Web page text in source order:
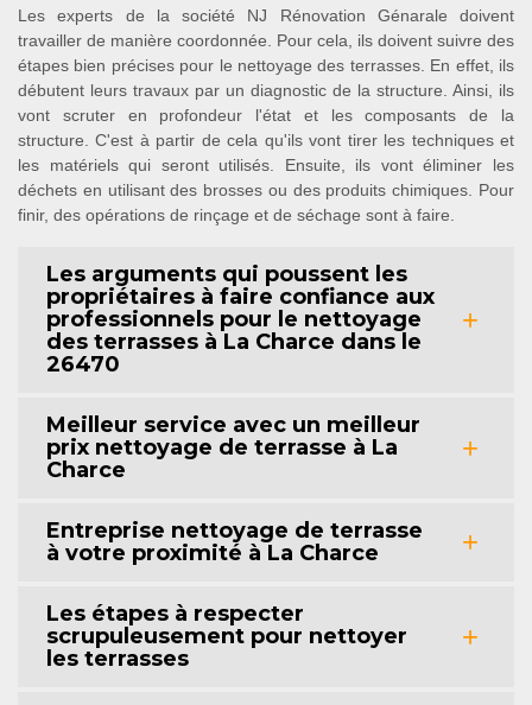
Les experts de la société NJ Rénovation Génarale doivent
travailler de manière coordonnée. Pour cela, ils doivent suivre des
étapes bien précises pour le nettoyage des terrasses. En effet, ils
débutent leurs travaux par un diagnostic de la structure. Ainsi, ils
vont scruter en profondeur l'état et les composants de la
structure. C'est à partir de cela qu'ils vont tirer les techniques et
les matériels qui seront utilisés. Ensuite, ils vont éliminer les
déchets en utilisant des brosses ou des produits chimiques. Pour
finir, des opérations de rinçage et de séchage sont à faire.
Les arguments qui poussent les
propriétaires à faire confiance aux
professionnels pour le nettoyage
des terrasses à La Charce dans le
26470
Meilleur service avec un meilleur
prix nettoyage de terrasse à La
Charce
Entreprise nettoyage de terrasse
à votre proximité à La Charce
Les étapes à respecter
scrupuleusement pour nettoyer
les terrasses